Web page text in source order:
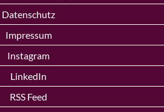
Datenschutz
Impressum
Instagram
LinkedIn
RSS Feed